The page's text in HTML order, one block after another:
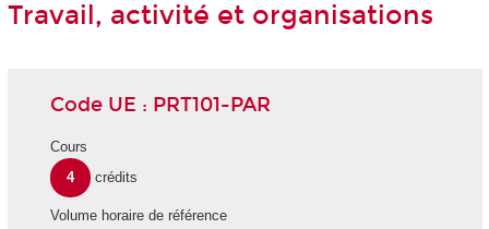
Travail, activité et organisations
Code UE : PRT101-PAR
Cours
4
crédits
Volume horaire de référence